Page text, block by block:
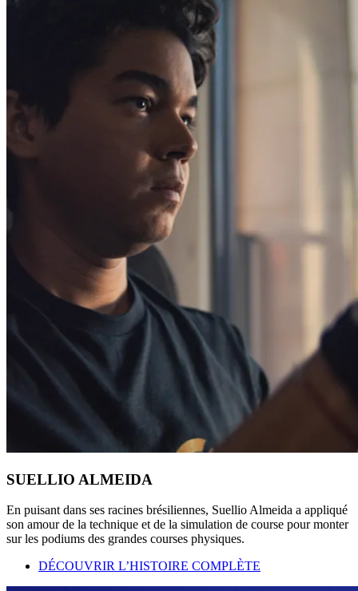
SUELLIO ALMEIDA
En puisant dans ses racines brésiliennes, Suellio Almeida a appliqué
son amour de la technique et de la simulation de course pour monter
sur les podiums des grandes courses physiques.
DÉCOUVRIR L’HISTOIRE COMPLÈTE